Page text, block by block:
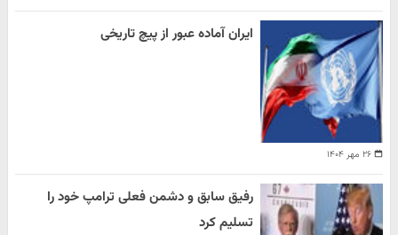
۲۶ مهر ۱۴۰۴
ایران آماده عبور از پیچ تاریخی
رفیق سابق و دشمن فعلی ترامپ خود را
تسلیم کرد